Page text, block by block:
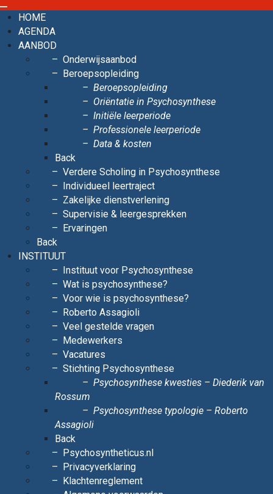
HOME
AGENDA
AANBOD
Onderwijsaanbod
Beroepsopleiding
Beroepsopleiding
Oriëntatie in Psychosynthese
Initiële leerperiode
Professionele leerperiode
Data & kosten
Back
Verdere Scholing in Psychosynthese
Individueel leertraject
Zakelijke dienstverlening
Supervisie & leergesprekken
Ervaringen
Back
INSTITUUT
Instituut voor Psychosynthese
Wat is psychosynthese?
Voor wie is psychosynthese?
Roberto Assagioli
Veel gestelde vragen
Medewerkers
Vacatures
Stichting Psychosynthese
Psychosynthese kwesties – Diederik van
Rossum
Psychosynthese typologie – Roberto
Assagioli
Back
Psychosyntheticus.nl
Privacyverklaring
Klachtenreglement